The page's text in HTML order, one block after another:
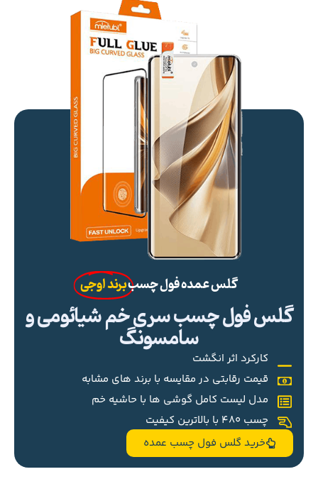
گلس عمده فول چسببرند اوجی
گلس فول چسب سری خم شیائومی و
سامسونگ
کارکرد اثر انگشت
قیمت رقابتی در مقایسه با برند های مشابه
مدل لیست کامل گوشی ها با حاشیه خم
چسب 480 با بالاترین کیفیت
خرید گلس فول چسب عمده